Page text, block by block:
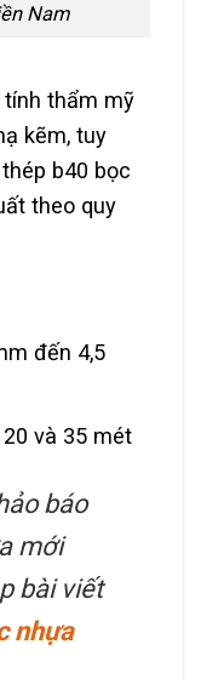
Nam
tính thẩm mỹ
kẽm, tuy
b40 bọc
theo quy
đến 4,5
20 và 35 mét
báo
mới
bài viết
nhựa